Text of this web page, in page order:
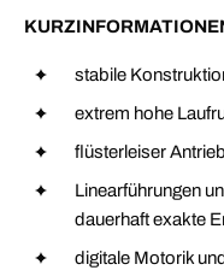
stabile
extrem hohe
flüsterleiser
Linearführungen
dauerhaft exakte
digitale Motorik